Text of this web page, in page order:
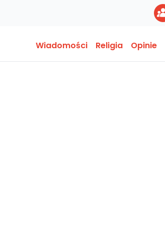
Wiadomości Religia Opinie